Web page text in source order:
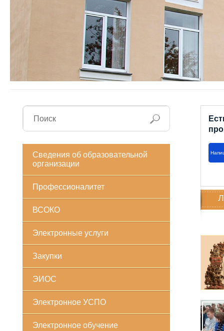
Сведения об образовательной
организации
Профессионалитет
ВСОКО
Электронные услуги
Закупки
ЭИОС
Электронное УСПО
Электронное обучение